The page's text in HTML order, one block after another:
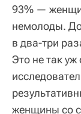
93% —
немолоды.
в два-три
Это не так
женщины со